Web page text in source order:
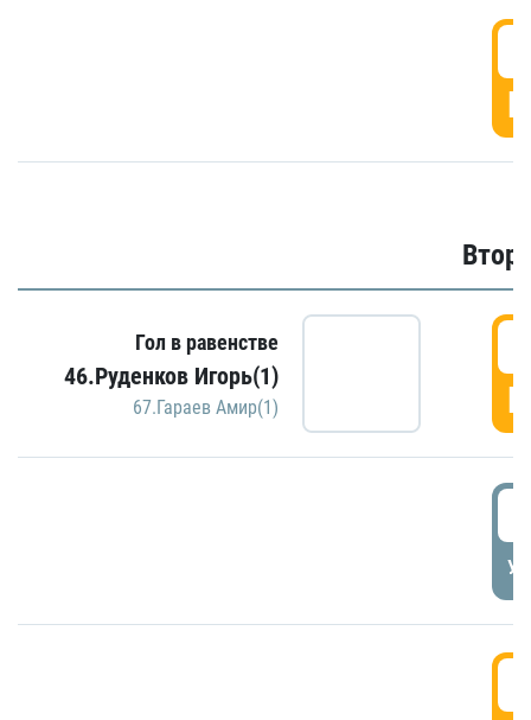
Гол в равенстве
46.Руденков Игорь(1)
67.Гараев Амир(1)